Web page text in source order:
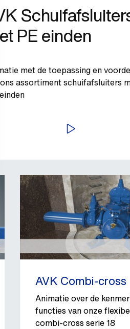
PE einden
met de toepassing en
assortiment schuifafsluiters
BEKIJK VIDEO
AVK Combi-cross
Animatie over de
functies van onze
combi-cross serie 18